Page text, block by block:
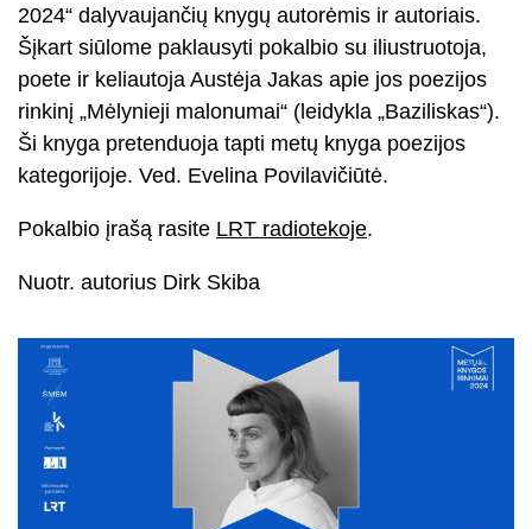
2024“ dalyvaujančių knygų autorėmis ir autoriais.
Šįkart siūlome paklausyti pokalbio su iliustruotoja,
poete ir keliautoja Austėja Jakas apie jos poezijos
rinkinį „Mėlynieji malonumai“ (leidykla „Baziliskas“).
Ši knyga pretenduoja tapti metų knyga poezijos
kategorijoje. Ved. Evelina Povilavičiūtė.
Pokalbio įrašą rasite LRT radiotekoje.
Nuotr. autorius Dirk Skiba